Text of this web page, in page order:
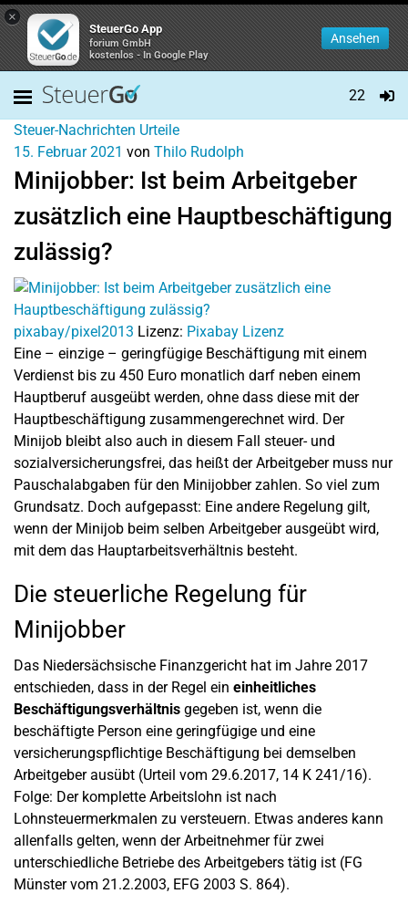
×
SteuerGo App
forium GmbH
kostenlos - In Google Play
Ansehen
22
Steuer-Nachrichten Urteile
15. Februar 2021 von Thilo Rudolph
Minijobber: Ist beim Arbeitgeber
zusätzlich eine Hauptbeschäftigung
zulässig?
pixabay/pixel2013 Lizenz: Pixabay Lizenz
Eine – einzige – geringfügige Beschäftigung mit einem
Verdienst bis zu 450 Euro monatlich darf neben einem
Hauptberuf ausgeübt werden, ohne dass diese mit der
Hauptbeschäftigung zusammengerechnet wird. Der
Minijob bleibt also auch in diesem Fall steuer- und
sozialversicherungsfrei, das heißt der Arbeitgeber muss nur
Pauschalabgaben für den Minijobber zahlen. So viel zum
Grundsatz. Doch aufgepasst: Eine andere Regelung gilt,
wenn der Minijob beim selben Arbeitgeber ausgeübt wird,
mit dem das Hauptarbeitsverhältnis besteht.
Die steuerliche Regelung für
Minijobber
Das Niedersächsische Finanzgericht hat im Jahre 2017
entschieden, dass in der Regel ein einheitliches
Beschäftigungsverhältnis gegeben ist, wenn die
beschäftigte Person eine geringfügige und eine
versicherungspflichtige Beschäftigung bei demselben
Arbeitgeber ausübt (Urteil vom 29.6.2017, 14 K 241/16).
Folge: Der komplette Arbeitslohn ist nach
Lohnsteuermerkmalen zu versteuern. Etwas anderes kann
allenfalls gelten, wenn der Arbeitnehmer für zwei
unterschiedliche Betriebe des Arbeitgebers tätig ist (FG
Münster vom 21.2.2003, EFG 2003 S. 864).